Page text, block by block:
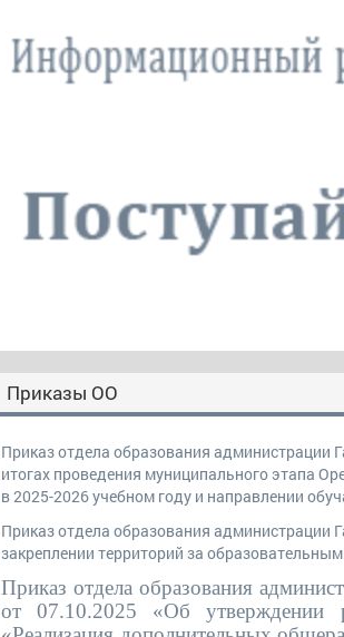
Приказы ОО
Приказ отдела образования администрации
итогах проведения муниципального этапа
в 2025-2026 учебном году и направлении
Приказ отдела образования администрации
закреплении территорий за
Приказ отдела образования
от 07.10.2025 «Об утверждении